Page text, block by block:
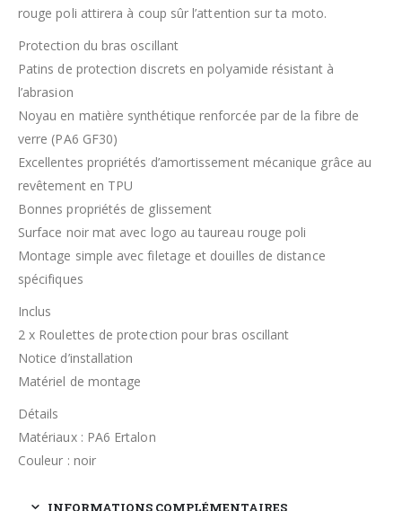
rouge poli attirera à coup sûr l’attention sur ta moto.
Protection du bras oscillant
Patins de protection discrets en polyamide résistant à
l’abrasion
Noyau en matière synthétique renforcée par de la fibre de
verre (PA6 GF30)
Excellentes propriétés d’amortissement mécanique grâce au
revêtement en TPU
Bonnes propriétés de glissement
Surface noir mat avec logo au taureau rouge poli
Montage simple avec filetage et douilles de distance
spécifiques
Inclus
2 x Roulettes de protection pour bras oscillant
Notice d’installation
Matériel de montage
Détails
Matériaux : PA6 Ertalon
Couleur : noir
INFORMATIONS COMPLÉMENTAIRES